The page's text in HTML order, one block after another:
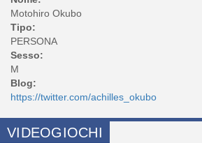
Motohiro Okubo
Tipo:
PERSONA
Sesso:
M
Blog:
https://twitter.com/achilles_okubo
VIDEOGIOCHI